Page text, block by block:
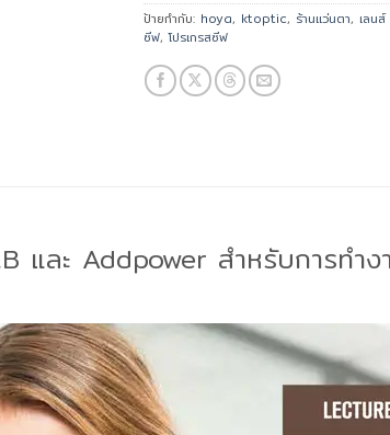
ป้ายกำกับ: hoya, ktoptic, ร้านแว่นตา, เลน
ซีฟ,โปรเกรสซีฟ
และ Addpower สำหรับการทำงา